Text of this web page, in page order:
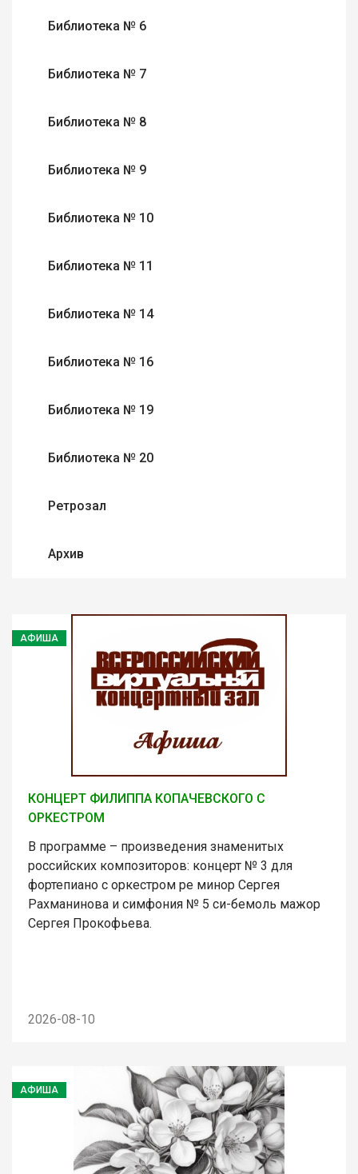
Библиотека № 6
Библиотека № 7
Библиотека № 8
Библиотека № 9
Библиотека № 10
Библиотека № 11
Библиотека № 14
Библиотека № 16
Библиотека № 19
Библиотека № 20
Ретрозал
Архив
АФИША
КОНЦЕРТ ФИЛИППА КОПАЧЕВСКОГО С
ОРКЕСТРОМ
В программе – произведения знаменитых
российских композиторов: концерт № 3 для
фортепиано с оркестром ре минор Сергея
Рахманинова и симфония № 5 cи-бемоль мажор
Сергея Прокофьева.
2026-08-10
АФИША